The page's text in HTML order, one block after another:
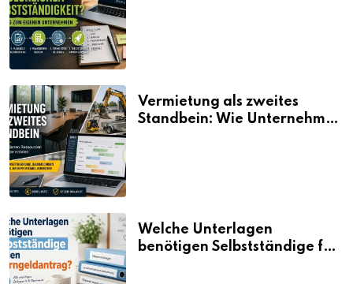
Vermietung als zweites
Standbein: Wie Unternehmen
Welche Unterlagen
benötigen Selbstständige für